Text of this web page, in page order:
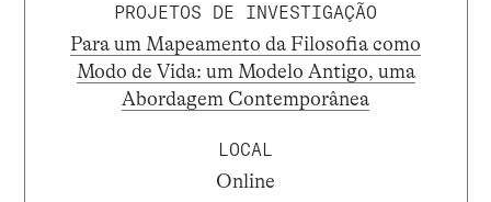
PROJETOS DE INVESTIGAÇÃO
Para um Mapeamento da Filosofia como
Modo de Vida: um Modelo Antigo, uma
Abordagem Contemporânea
LOCAL
Online